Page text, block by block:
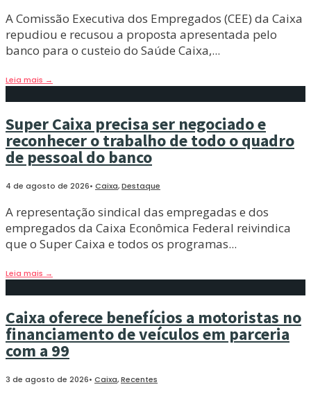
A Comissão Executiva dos Empregados (CEE) da Caixa
repudiou e recusou a proposta apresentada pelo
banco para o custeio do Saúde Caixa,...
Leia mais →
Super Caixa precisa ser negociado e
reconhecer o trabalho de todo o quadro
de pessoal do banco
4 de agosto de 2026• Caixa,Destaque
A representação sindical das empregadas e dos
empregados da Caixa Econômica Federal reivindica
que o Super Caixa e todos os programas...
Leia mais →
Caixa oferece benefícios a motoristas no
financiamento de veículos em parceria
com a 99
3 de agosto de 2026• Caixa,Recentes